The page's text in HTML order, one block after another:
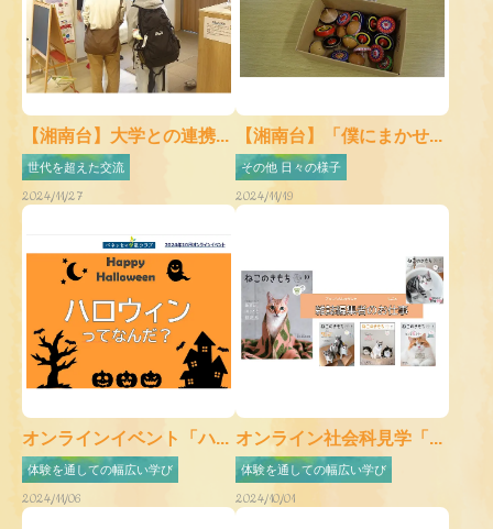
【湘南台】大学との連携...
世代を超えた交流
2024/11/27
【湘南台】「僕にまかせ...
その他 日々の様子
2024/11/19
オンラインイベント「ハ...
体験を通しての幅広い学び
2024/11/06
オンライン社会科見学「...
体験を通しての幅広い学び
2024/10/01